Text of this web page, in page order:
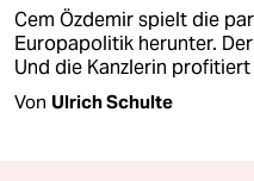
Cem Özdemir spielt die
Europapolitik herunter.
Und die Kanzlerin
Von Ulrich Schulte